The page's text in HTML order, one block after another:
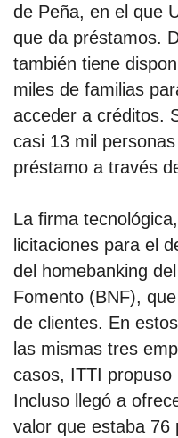
de Peña, en el que
que da préstamos.
también tiene
miles de familias
acceder a créditos.
casi 13 mil
préstamo a través
La firma
licitaciones para el
del homebanking
Fomento (BNF),
de clientes. En
las mismas tres
casos, ITTI
Incluso llegó a
valor que estaba 76